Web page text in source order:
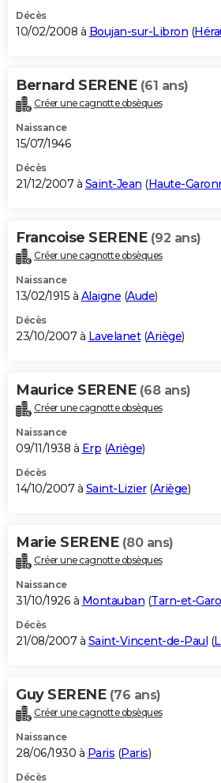
Décès
10/02/2008 à Boujan-sur-Libron (
Bernard SERENE (61 ans)
Créer une cagnotte obsèques
Naissance
15/07/1946
Décès
21/12/2007 à Saint-Jean (Haute-
Francoise SERENE (92 ans)
Créer une cagnotte obsèques
Naissance
13/02/1915 à Alaigne (Aude)
Décès
23/10/2007 à Lavelanet(Ariège)
Maurice SERENE (68 ans)
Créer une cagnotte obsèques
Naissance
09/11/1938 à Erp (Ariège)
Décès
14/10/2007 à Saint-Lizier(Ariège)
Marie SERENE (80 ans)
Créer une cagnotte obsèques
Naissance
31/10/1926 à Montauban (Tarn-et-
Décès
21/08/2007 à Saint-Vincent-de-Paul (
Guy SERENE (76 ans)
Créer une cagnotte obsèques
Naissance
28/06/1930 à Paris (Paris)
Décès